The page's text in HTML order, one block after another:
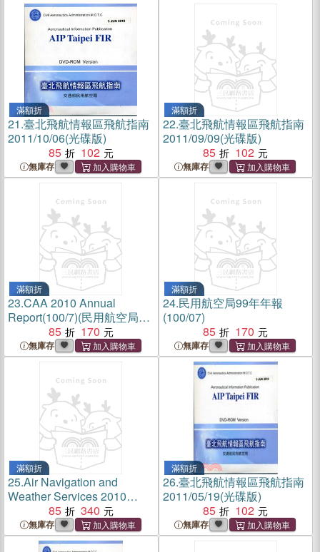
滿額折
21.臺北飛航情報區飛航指南
2011/10/06(光碟版)
85
102
無庫存
滿額折
22.臺北飛航情報區飛航指南
2011/09/09(光碟版)
85
102
無庫存
滿額折
23.CAA 2010 Annual
Report(100/7)(民用航空局99
年年報-英文版)
85 170
無庫存
滿額折
24.民用航空局99年年報
(100/07)
85
170
無庫存
滿額折
25.Air Navigation and
Weather Services 2010
Annual Report(100/06)
85 340
無庫存
滿額折
26.臺北飛航情報區飛航指南
2011/05/19(光碟版)
85
102
無庫存